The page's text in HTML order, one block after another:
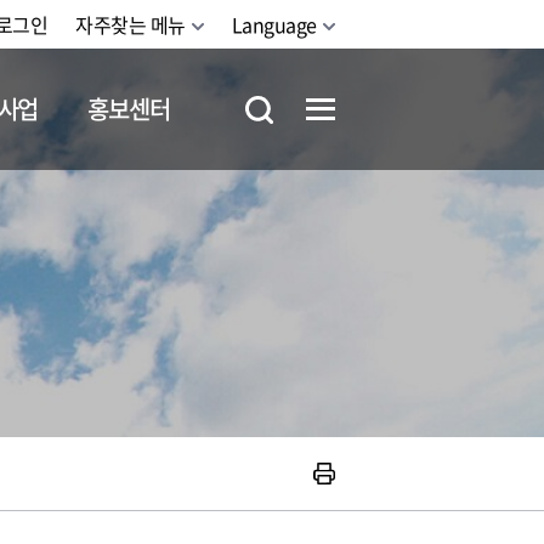
그인 자주찾는 메뉴 Language
업 홍보센터